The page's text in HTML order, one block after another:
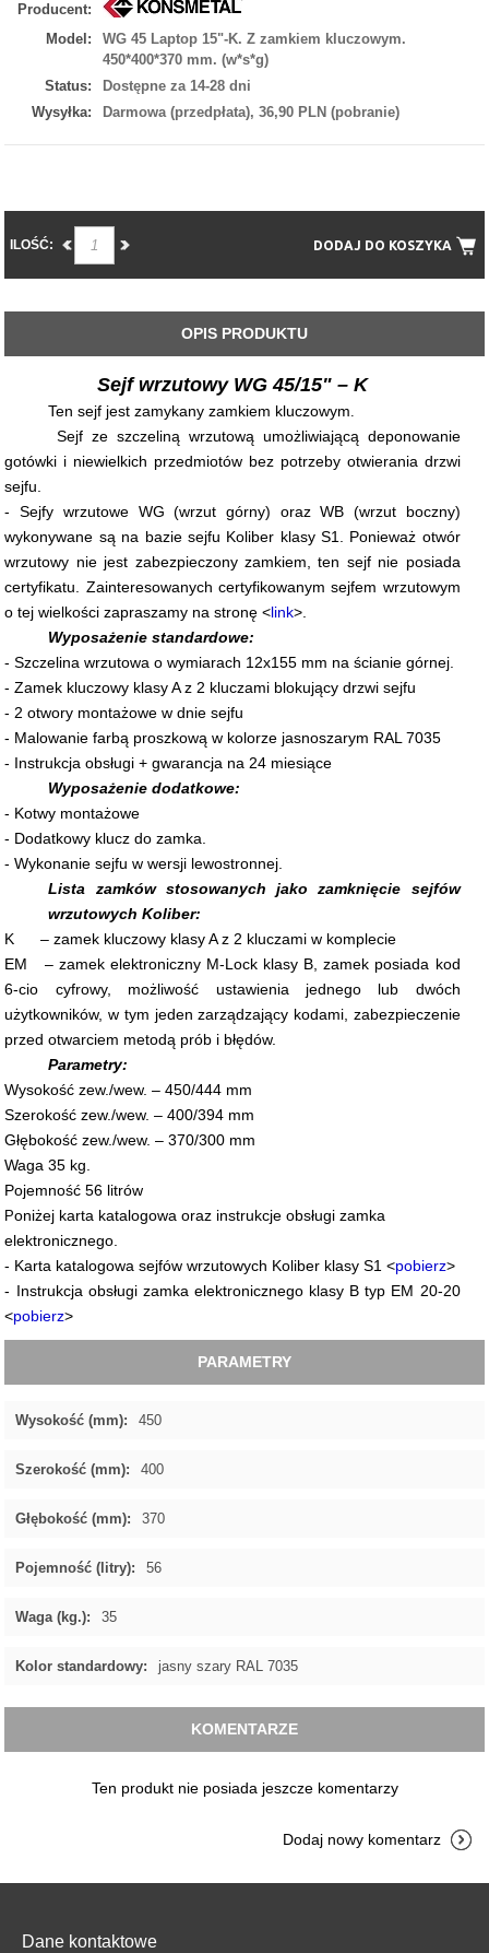
Producent:
Model:
WG 45 Laptop 15"-K. Z zamkiem kluczowym.
450*400*370 mm. (w*s*g)
Status:
Dostępne za 14-28 dni
Wysyłka:
Darmowa (przedpłata), 36,90 PLN (pobranie)
DODAJ DO KOSZYKA
ILOŚĆ:
OPIS PRODUKTU
Sejf wrzutowy WG 45/15" – K
Ten sejf jest zamykany zamkiem kluczowym.
Sejf ze szczeliną wrzutową umożliwiającą deponowanie
gotówki i niewielkich przedmiotów bez potrzeby otwierania drzwi
sejfu.
- Sejfy wrzutowe WG (wrzut górny) oraz WB (wrzut boczny)
wykonywane są na bazie sejfu Koliber klasy S1. Ponieważ otwór
wrzutowy nie jest zabezpieczony zamkiem, ten sejf nie posiada
certyfikatu. Zainteresowanych certyfikowanym sejfem wrzutowym
o tej wielkości zapraszamy na stronę <link>
Wyposażenie standardowe:
- Szczelina wrzutowa o wymiarach 12x155 mm na ścianie górnej.
- Zamek kluczowy klasy A z 2 kluczami blokujący drzwi sejfu
- 2 otwory montażowe w dnie sejfu
- Malowanie farbą proszkową w kolorze jasnoszarym RAL 7035
- Instrukcja obsługi + gwarancja na 24 miesiące
Wyposażenie dodatkowe:
- Kotwy montażowe
- Dodatkowy klucz do zamka.
- Wykonanie sejfu w wersji lewostronnej.
Lista zamków stosowanych jako zamknięcie sejfów
wrzutowych Koliber:
K – zamek kluczowy klasy A z 2 kluczami w komplecie
EM – zamek elektroniczny M-Lock klasy B, zamek posiada kod
6-cio cyfrowy, możliwość ustawienia jednego lub dwóch
użytkowników, w tym jeden zarządzający kodami, zabezpieczenie
przed otwarciem metodą prób i błędów.
Parametry:
Wysokość zew./wew. – 450/444 mm
Szerokość zew./wew. – 400/394 mm
Głębokość zew./wew. – 370/300 mm
Waga 35 kg.
Pojemność 56 litrów
Poniżej karta katalogowa oraz instrukcje obsługi zamka
elektronicznego.
- Karta katalogowa sejfów wrzutowych Koliber klasy S1<pobierz>
- Instrukcja obsługi zamka elektronicznego klasy B typ EM 20-20
<pobierz>
PARAMETRY
Wysokość (mm): 450
Szerokość (mm): 400
Głębokość (mm): 370
Pojemność (litry): 56
Waga (kg.): 35
Kolor standardowy: jasny szary RAL 7035
KOMENTARZE
Ten produkt nie posiada jeszcze komentarzy
Dodaj nowy komentarz
Dane kontaktowe